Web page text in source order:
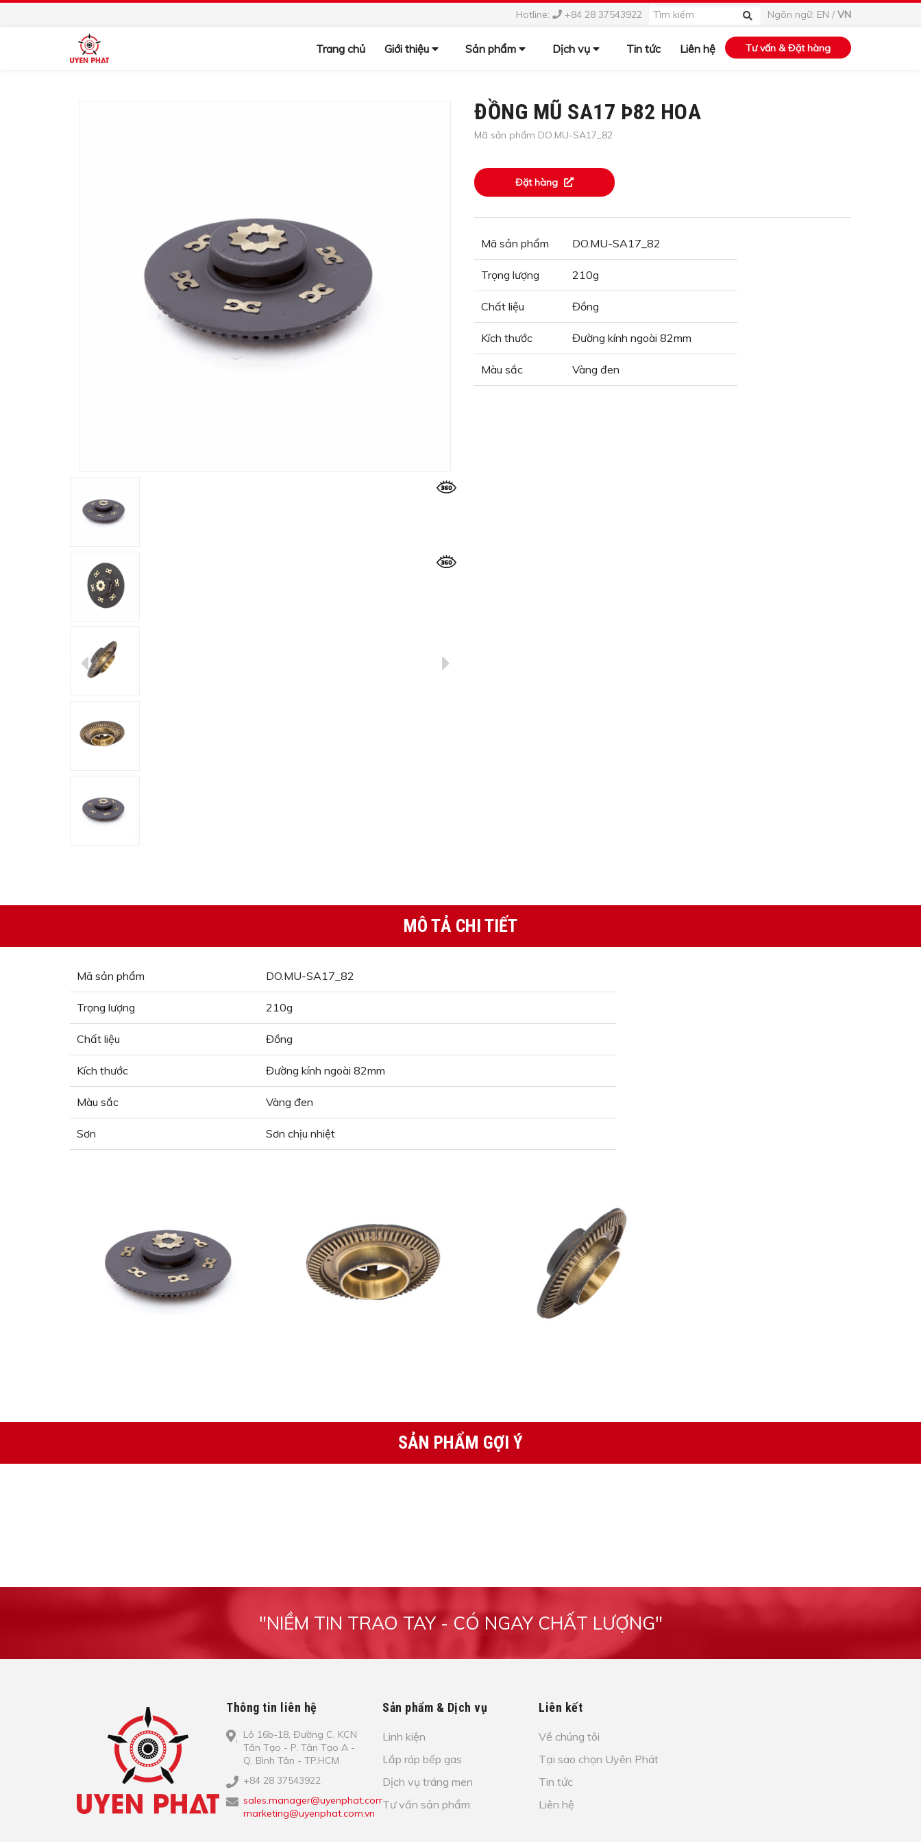
Hotline: +84 28 37543922 Ngôn ngữ: EN / VN
Trang chủ Giới thiệu Sản phẩm Dịch vụ Tin tức Liên hệ Tư vấn & Đặt hàng
ĐỒNG MŨ SA17 Þ82 HOA
Mã sản phẩm DO.MU-SA17_82
Đặt hàng
Mã sản phẩm DO.MU-SA17_82
Trọng lượng 210g
Chất liệu Đồng
Kích thước Đường kính ngoài 82mm
Màu sắc Vàng đen
MÔ TẢ CHI TIẾT
Mã sản phẩm DO.MU-SA17_82
Trọng lượng 210g
Chất liệu Đồng
Kích thước Đường kính ngoài 82mm
Màu sắc Vàng đen
Sơn Sơn chịu nhiệt
SẢN PHẨM GỢI Ý
"NIỀM TIN TRAO TAY - CÓ NGAY CHẤT LƯỢNG"
Thông tin liên hệ
Lô​ 16b-18, Đ​ư​ờ​ng C, KCN
Tâ​n Tạo​ - P. Tâ​n Tạo​ A -
Q. Bình​ Tâ​n - TP.HCM
+84 28 37543922
sales.manager@uyenphat.com.vn;
marketing@uyenphat.com.vn
Sản phẩm & Dịch vụ
Linh kiện
Lắp ráp bếp gas
Dịch vụ tráng men
Tư vấn sản phẩm
Liên kết
Về chúng tôi
Tại sao chọn Uyên Phát
Tin tức
Liên hệ